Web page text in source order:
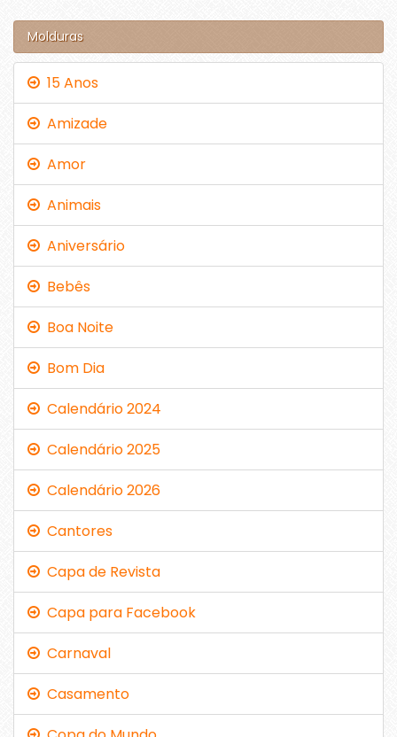
Molduras
15 Anos
Amizade
Amor
Animais
Aniversário
Bebês
Boa Noite
Bom Dia
Calendário 2024
Calendário 2025
Calendário 2026
Cantores
Capa de Revista
Capa para Facebook
Carnaval
Casamento